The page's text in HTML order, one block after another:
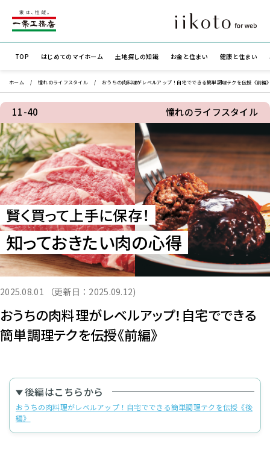
TOP はじめての マイホーム 土地探しの知識 お金と住まい 健康と住まい
ホーム 憧れのライフスタイル おうちの肉料理がレベルアップ！自宅でできる簡単調理テクを伝授《前編
11-40 憧れのライフスタイル
賢く買って上手に保存！
知っておきたい肉の心得
2025.08.01 （更新日：2025.09.12)
おうちの肉料理がレベルアップ！自宅でできる
簡単調理テクを伝授《前編》
後編はこちらから
おうちの肉料理がレベルアップ！自宅でできる簡単調理テクを伝授《後
編》